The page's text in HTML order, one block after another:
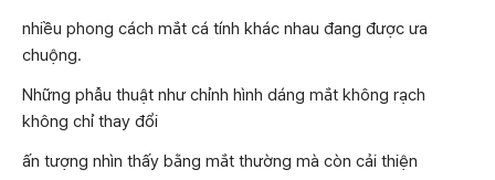
nhiều phong cách mắt cá tính khác nhau đang được ưa
chuộng.
Những phẫu thuật như chỉnh hình dáng mắt không rạch
không chỉ thay đổi
ấn tượng nhìn thấy bằng mắt thường mà còn cải thiện